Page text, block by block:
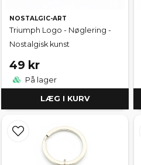
NOSTALGIC-ART
Triumph Logo - Nøglering -
Nostalgisk kunst
49 kr
På lager
LÆG I KURV